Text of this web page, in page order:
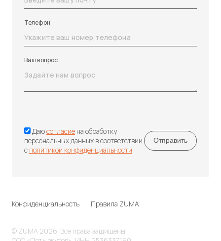
Телефон
Ваш вопрос
Даюсогласие на обработку
персональных данных в соответствии
с политикой конфиденциальности
Конфиденциальность Правила ZUMA
© ZUMA 2026. Все права защищены